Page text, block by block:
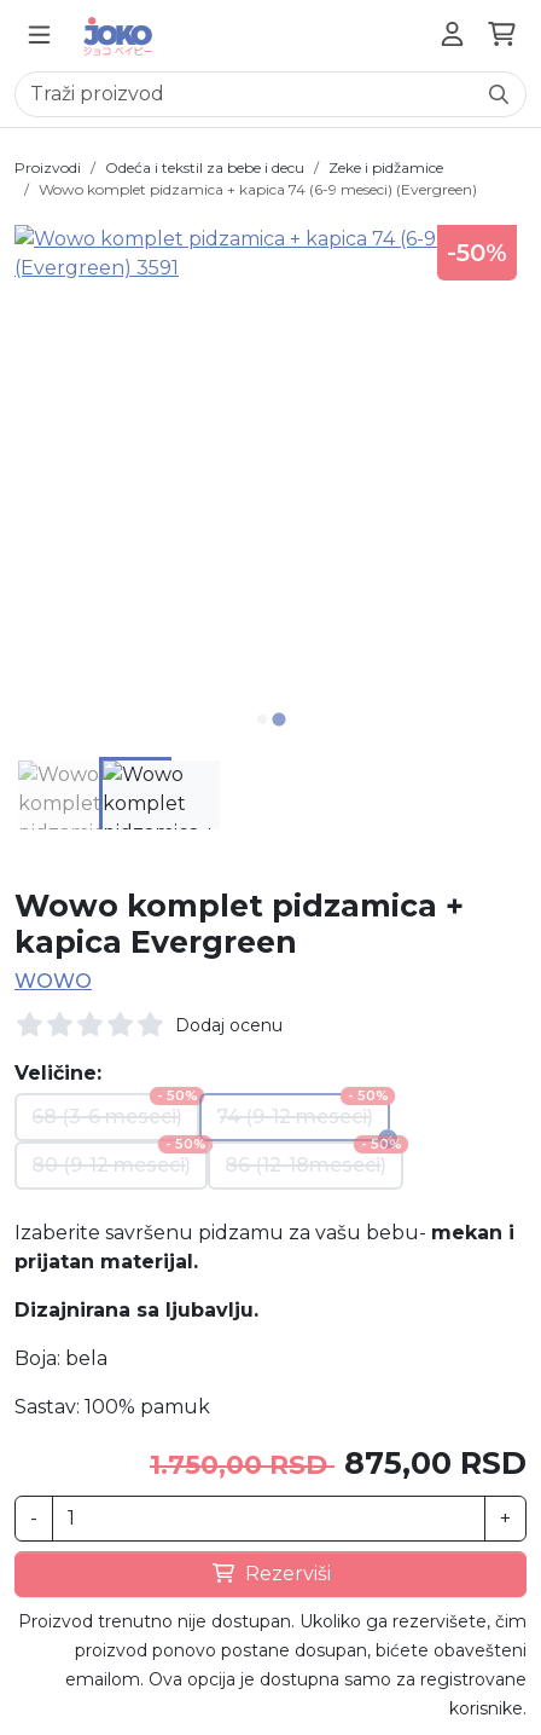
Proizvodi Odeća i tekstil za bebe i decu
Zeke i pidžamice
Wowo komplet pidzamica + kapica 74 (6-9 meseci) (Evergreen)
-50%
Wowo komplet pidzamica +
kapica Evergreen
WOWO
Dodaj ocenu
Veličine:
- 50%
68 (3-6 meseci)
- 50%
74 (9-12 meseci)
- 50%
80 (9-12 meseci)
- 50%
86 (12-18meseci)
Izaberite savršenu pidzamu za vašu bebu- mekan i
prijatan materijal.
Dizajnirana sa ljubavlju.
Boja: bela
Sastav: 100% pamuk
1.750,00 RSD 875,00 RSD
- +
Rezerviši
Proizvod trenutno nije dostupan. Ukoliko ga rezervišete, čim
proizvod ponovo postane dosupan, bićete obavešteni
emailom. Ova opcija je dostupna samo za registrovane
korisnike.